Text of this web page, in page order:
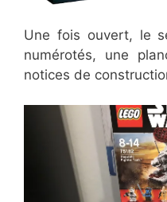
Une fois ouvert, le
numérotés, une
notices de